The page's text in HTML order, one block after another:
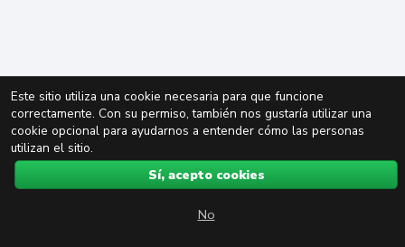
Este sitio utiliza una cookie necesaria para que funcione
correctamente. Con su permiso, también nos gustaría utilizar una
cookie opcional para ayudarnos a entender cómo las personas
utilizan el sitio.
Sí, acepto cookies
No